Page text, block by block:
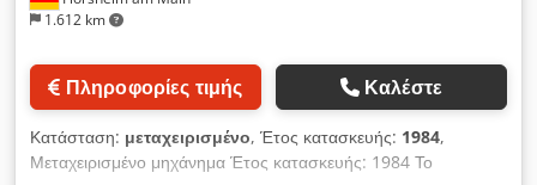
1.612 km
Πληροφορίες τιμής Καλέστε
Κατάσταση: μεταχειρισμένο, Έτος κατασκευής: 1984,
Μεταχειρισμένο μηχάνημα Έτος κατασκευής: 1984 Το